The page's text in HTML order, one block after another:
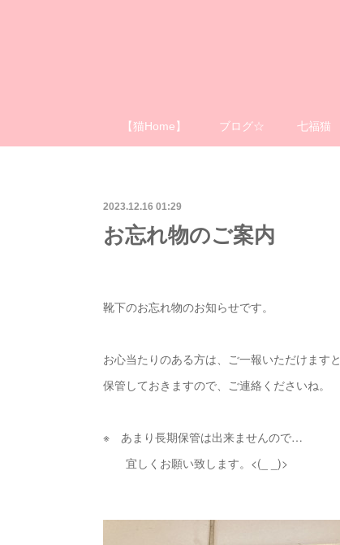
【猫Home】 ブログ☆ 七福猫
2023.12.16 01:29
お忘れ物のご案内
靴下のお忘れ物のお知らせです。
お心当たりのある方は、ご一報いただけますと
保管しておきますので、ご連絡くださいね。
※ あまり長期保管は出来ませんので…
宜しくお願い致します。<(_ _)>